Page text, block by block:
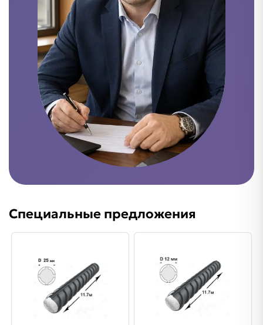
Специальные предложения